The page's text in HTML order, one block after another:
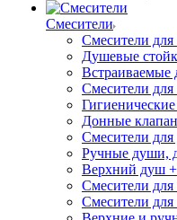
Смесители
Смесители
Душевые
Встраиваемые
Смесители
Донные
Смесители
Ручные души,
Верхний душ
Смесители
Смесители для